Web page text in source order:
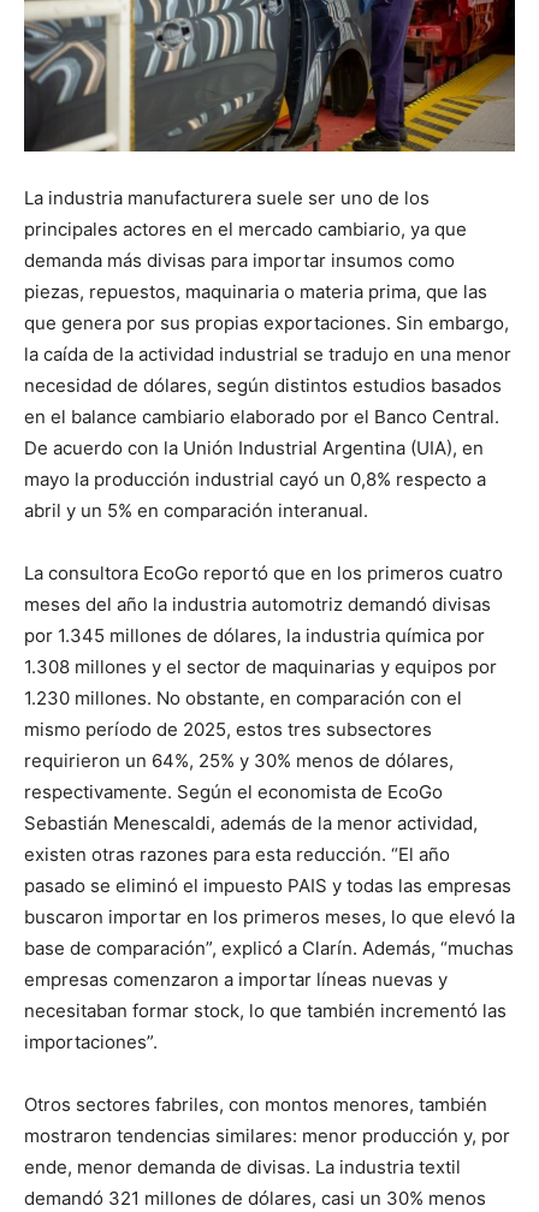
La industria manufacturera suele ser uno de los
principales actores en el mercado cambiario, ya que
demanda más divisas para importar insumos como
piezas, repuestos, maquinaria o materia prima, que las
que genera por sus propias exportaciones. Sin embargo,
la caída de la actividad industrial se tradujo en una menor
necesidad de dólares, según distintos estudios basados
en el balance cambiario elaborado por el Banco Central.
De acuerdo con la Unión Industrial Argentina (UIA), en
mayo la producción industrial cayó un 0,8% respecto a
abril y un 5% en comparación interanual.
La consultora EcoGo reportó que en los primeros cuatro
meses del año la industria automotriz demandó divisas
por 1.345 millones de dólares, la industria química por
1.308 millones y el sector de maquinarias y equipos por
1.230 millones. No obstante, en comparación con el
mismo período de 2025, estos tres subsectores
requirieron un 64%, 25% y 30% menos de dólares,
respectivamente. Según el economista de EcoGo
Sebastián Menescaldi, además de la menor actividad,
existen otras razones para esta reducción. “El año
pasado se eliminó el impuesto PAIS y todas las empresas
buscaron importar en los primeros meses, lo que elevó la
base de comparación”, explicó a Clarín. Además, “muchas
empresas comenzaron a importar líneas nuevas y
necesitaban formar stock, lo que también incrementó las
importaciones”.
Otros sectores fabriles, con montos menores, también
mostraron tendencias similares: menor producción y, por
ende, menor demanda de divisas. La industria textil
demandó 321 millones de dólares, casi un 30% menos